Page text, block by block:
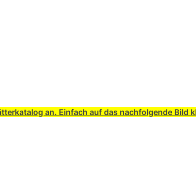
an. Einfach auf das nachfolgende Bild